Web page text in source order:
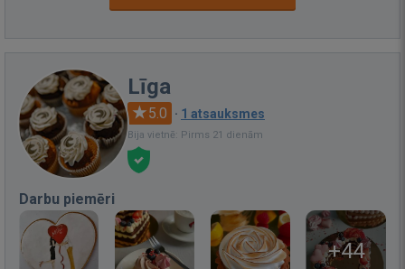
Līga
5.0 · 1 atsauksmes
Bija vietnē: Pirms 21 dienām
Darbu piemēri
+44